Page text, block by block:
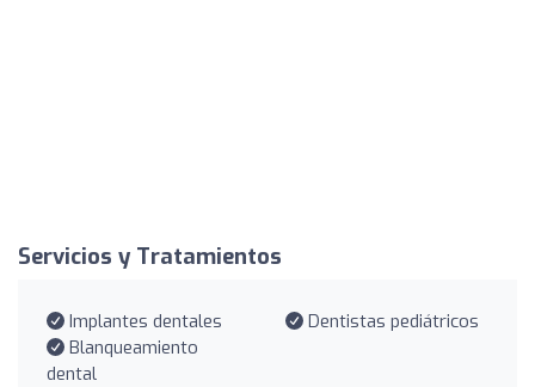
Servicios y Tratamientos
Implantes dentales
Dentistas pediátricos
Blanqueamiento
dental